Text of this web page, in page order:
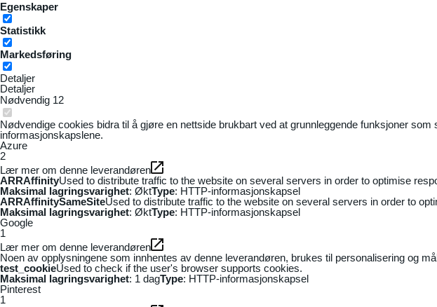
Egenskaper
Statistikk
Markedsføring
Detaljer
Detaljer
Nødvendig 12
Nødvendige cookies bidra til å gjøre en nettside brukbart ved at grunnleggende funksjoner
informasjonskapslene.
Azure
2
Lær mer om denne leverandøren
ARRAffinityUsed to distribute traffic to the website on several servers in order to optimise
Maksimal lagringsvarighet: ØktType: HTTP-informasjonskapsel
ARRAffinitySameSiteUsed to distribute traffic to the website on several servers in order to
Maksimal lagringsvarighet: ØktType: HTTP-informasjonskapsel
Google
1
Lær mer om denne leverandøren
Noen av opplysningene som innhentes av denne leverandøren, brukes til personalisering og
test_cookieUsed to check if the user's browser supports cookies.
Maksimal lagringsvarighet: 1 dagType: HTTP-informasjonskapsel
Pinterest
1